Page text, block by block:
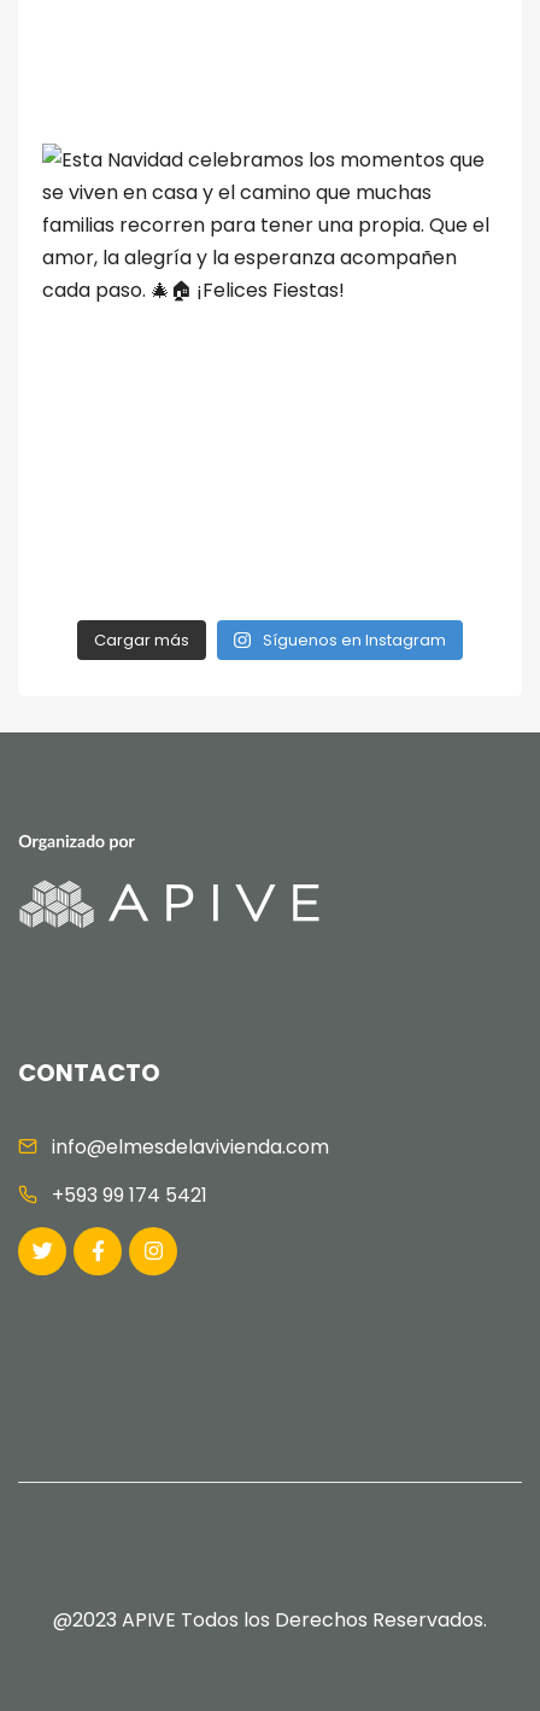
Cargar más Síguenos en Instagram
CONTACTO
info@elmesdelavivienda.com
+593 99 174 5421
@2023 APIVE Todos los Derechos Reservados.